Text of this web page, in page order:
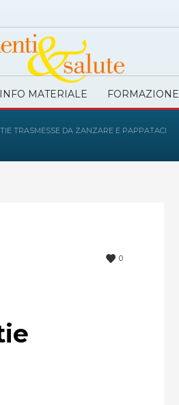
INFO MATERIALE FORMAZIONE
TRASMESSE DA ZANZARE E PAPPATACI
0